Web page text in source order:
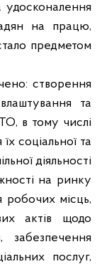
удосконалення
на працю,
предметом
створення
та
в тому числі
соціальної та
діяльності
на ринку
робочих місць,
актів щодо
забезпечення
послуг,